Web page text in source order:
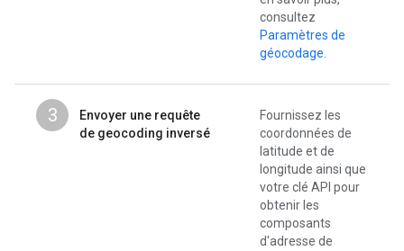
consultez
Paramètres de
géocodage
3
Envoyer une requête
de geocoding inversé
Fournissez les
coordonnées de
latitude et de
longitude ainsi que
votre clé API pour
obtenir les
composants
d'adresse de